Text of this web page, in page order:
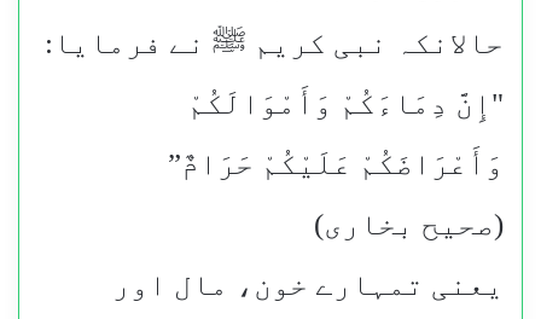
حالانکہ نبی کریم ﷺ نے فرمایا:
"إِنَّ دِمَاءَكُمْ وَأَمْوَالَكُمْ
وَأَعْرَاضَكُمْ عَلَيْكُمْ حَرَامٌ”
(صحیح بخاری)
یعنی تمہارے خون، مال اور